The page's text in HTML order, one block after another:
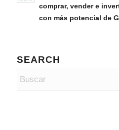
comprar, vender e
con más potencial de
SEARCH